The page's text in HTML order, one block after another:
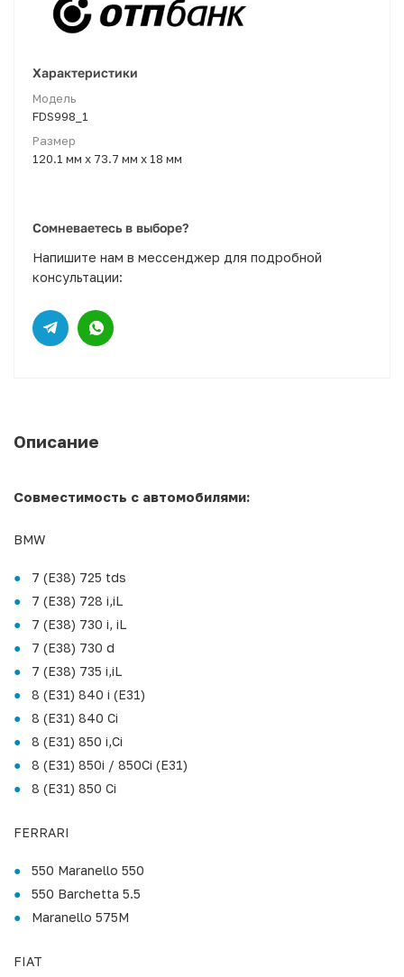
Характеристики
Модель
FDS998_1
Размер
120.1 мм x 73.7 мм x 18 мм
Сомневаетесь в выборе?
Напишите нам в мессенджер для подробной
консультации:
Описание
Совместимость с автомобилями:
BMW
7 (E38) 725 tds
7 (E38) 728 i,iL
7 (E38) 730 i, iL
7 (E38) 730 d
7 (E38) 735 i,iL
8 (E31) 840 i (E31)
8 (E31) 840 Ci
8 (E31) 850 i,Ci
8 (E31) 850i / 850Ci (E31)
8 (E31) 850 Ci
FERRARI
550 Maranello 550
550 Barchetta 5.5
Maranello 575M
FIAT